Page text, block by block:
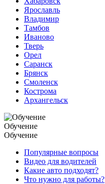
Ярославль
Владимир
Тамбов
Иваново
Тверь
Орел
Саранск
Брянск
Смоленск
Кострома
Архангельск
Обучение
Обучение
Популярные вопросы
Видео для водителей
Какие авто подходят?
Что нужно для работы?